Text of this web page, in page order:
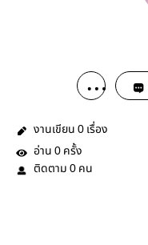
งานเขียน 0 เรื่อง
อ่าน 0 ครั้ง
ติดตาม 0 คน